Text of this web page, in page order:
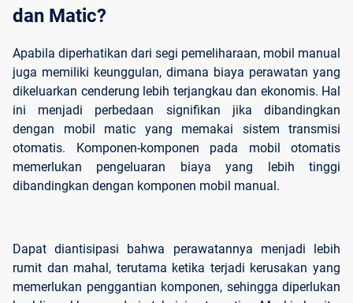
dan Matic?
Apabila diperhatikan dari segi pemeliharaan, mobil manual
juga memiliki keunggulan, dimana biaya perawatan yang
dikeluarkan cenderung lebih terjangkau dan ekonomis. Hal
ini menjadi perbedaan signifikan jika dibandingkan
dengan mobil matic yang memakai sistem transmisi
otomatis. Komponen-komponen pada mobil otomatis
memerlukan pengeluaran biaya yang lebih tinggi
dibandingkan dengan komponen mobil manual.
Dapat diantisipasi bahwa perawatannya menjadi lebih
rumit dan mahal, terutama ketika terjadi kerusakan yang
memerlukan penggantian komponen, sehingga diperlukan